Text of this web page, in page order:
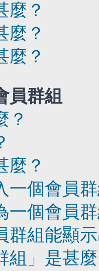
麼？
麼？
麼？
員群組
？
麼？
一個會員
一個會員
群組能顯
組」是甚